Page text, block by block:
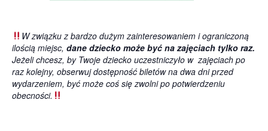
W związku z bardzo dużym zainteresowaniem i ograniczoną
ilością miejsc, dane dziecko może być na zajęciach tylko raz.
Jeżeli chcesz, by Twoje dziecko uczestniczyło w zajęciach po
raz kolejny, obserwuj dostępność biletów na dwa dni przed
wydarzeniem, być może coś się zwolni po potwierdzeniu
obecności.